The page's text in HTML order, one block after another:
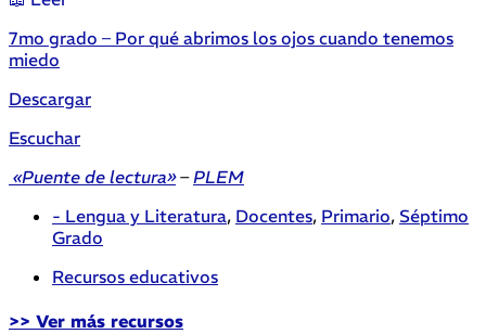
7mo grado – Por qué abrimos los ojos cuando tenemos
miedo
Descargar
Escuchar
«Puente de lectura»–PLEM
- Lengua y Literatura, Docentes, Primario, Séptimo
Grado
Recursos educativos
>> Ver más recursos